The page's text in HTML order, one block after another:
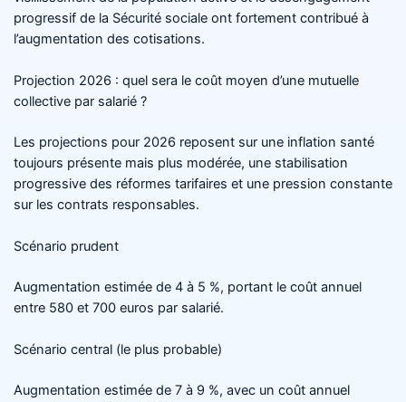
progressif de la Sécurité sociale ont fortement contribué à
l’augmentation des cotisations.
Projection 2026 : quel sera le coût moyen d’une mutuelle
collective par salarié ?
Les projections pour 2026 reposent sur une inflation santé
toujours présente mais plus modérée, une stabilisation
progressive des réformes tarifaires et une pression constante
sur les contrats responsables.
Scénario prudent
Augmentation estimée de 4 à 5 %, portant le coût annuel
entre 580 et 700 euros par salarié.
Scénario central (le plus probable)
Augmentation estimée de 7 à 9 %, avec un coût annuel